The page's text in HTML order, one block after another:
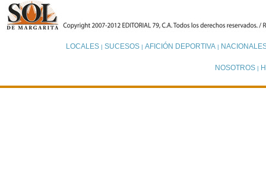
LOCALES| SUCESOS| AFICIÓN DEPORTIVA|
NOSOTROS |